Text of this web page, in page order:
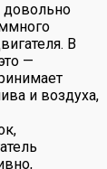
довольно
В
—
и воздуха,